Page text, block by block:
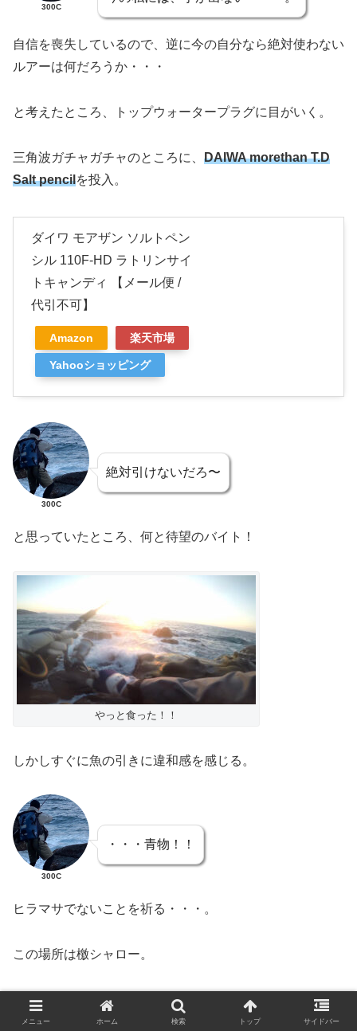
300C
自信を喪失しているので、逆に今の自分なら絶対使わない
ルアーは何だろうか・・・
と考えたところ、トップウォータープラグに目がいく。
三角波ガチャガチャのところに、 DAIWA morethan T.D
Salt pencilを投入。
ダイワ モアザン ソルトペン
シル 110F-HD ラトリンサイ
トキャンディ 【メール便 /
代引不可】
Amazon 楽天市場
Yahooショッピング
300C
絶対引けないだろ〜
と思っていたところ、何と待望のバイト！
やっと食った！！
しかしすぐに魚の引きに違和感を感じる。
300C
・・・青物！！
ヒラマサでないことを祈る・・・。
この場所は檄シャロー。
全く主導権を渡さずひたすらゴリまき。
メニュー ホーム 検索 トップ サイドバー